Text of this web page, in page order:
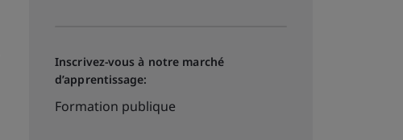
Inscrivez-vous à notre marché
d’apprentissage:
Formation publique